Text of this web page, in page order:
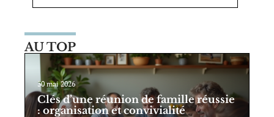
AU TOP
30 mai 2026
Clés d’une réunion de famille réussie
: organisation et convivialité